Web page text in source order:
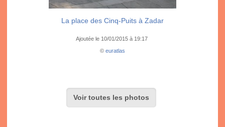
La place des Cinq-Puits à Zadar
Ajoutée le 10/01/2015 à 19:17
© euratlas
Voir toutes les photos